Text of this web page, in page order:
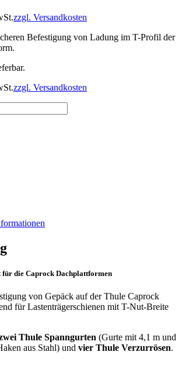
zzgl. Versandkosten
Befestigung von Ladung im T-Profil der
zzgl. Versandkosten
für die Caprock Dachplattformen
von Gepäck auf der Thule Caprock
für Lastenträgerschienen mit T-Nut-Breite
Thule Spanngurten (Gurte mit 4,1 m und
aus Stahl) und vier Thule Verzurrösen.